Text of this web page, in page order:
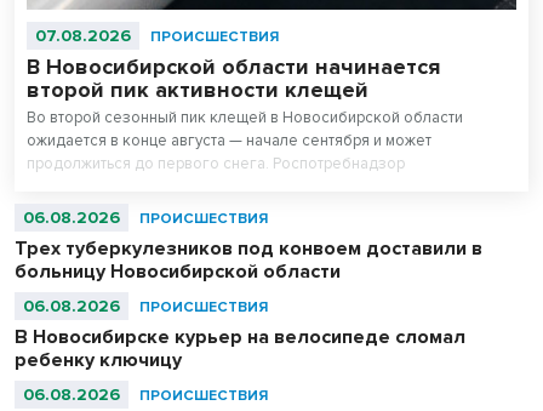
07.08.2026 ПРОИСШЕСТВИЯ
В Новосибирской области начинается
второй пик активности клещей
Во второй сезонный пик клещей в Новосибирской области
ожидается в конце августа — начале сентября и может
продолжиться до первого снега. Роспотребнадзор
тихой охоты — грибников и ягодников.
06.08.2026 ПРОИСШЕСТВИЯ
Трех туберкулезников под конвоем доставили в
больницу Новосибирской области
06.08.2026 ПРОИСШЕСТВИЯ
В Новосибирске курьер на велосипеде сломал
ребенку ключицу
06.08.2026 ПРОИСШЕСТВИЯ